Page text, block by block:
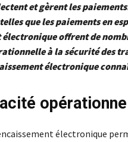
et gèrent les
que les paiements en
électronique offrent de
à la sécurité des
électronique
électronique